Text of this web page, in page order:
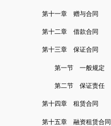
第十一章 赠与合同
第十二章 借款合同
第十三章 保证合同
第一节 一般规定
第二节 保证责任
第十四章 租赁合同
第十五章 融资租赁合同